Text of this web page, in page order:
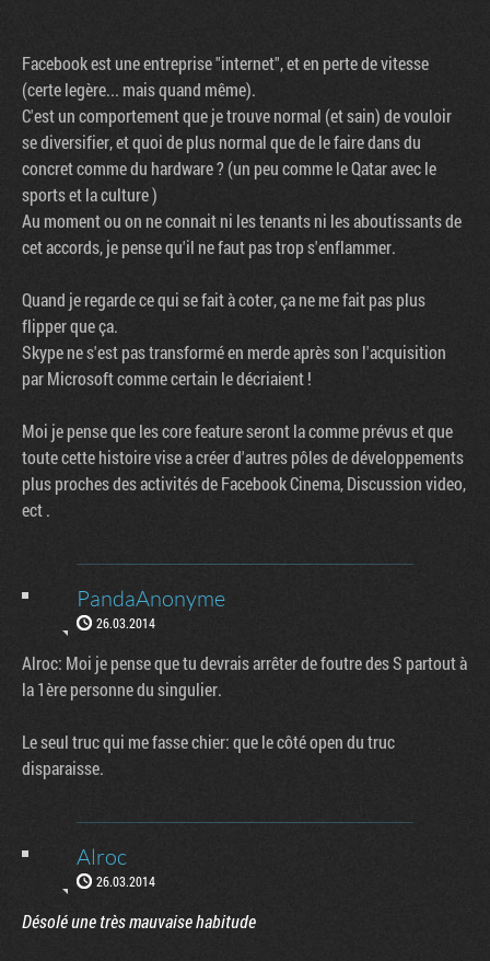
Facebook est une entreprise "internet", et en perte de vitesse
(certe legère... mais quand même).
C'est un comportement que je trouve normal (et sain) de vouloir
se diversifier, et quoi de plus normal que de le faire dans du
concret comme du hardware ? (un peu comme le Qatar avec le
sports et la culture )
Au moment ou on ne connait ni les tenants ni les aboutissants de
cet accords, je pense qu'il ne faut pas trop s'enflammer.
Quand je regarde ce qui se fait à coter, ça ne me fait pas plus
flipper que ça.
Skype ne s'est pas transformé en merde après son l'acquisition
par Microsoft comme certain le décriaient !
Moi je pense que les core feature seront la comme prévus et que
toute cette histoire vise a créer d'autres pôles de développements
plus proches des activités de Facebook Cinema, Discussion video,
ect .
PandaAnonyme
26.03.2014
Alroc: Moi je pense que tu devrais arrêter de foutre des S partout à
la 1ère personne du singulier.
Le seul truc qui me fasse chier: que le côté open du truc
disparaisse.
Alroc
26.03.2014
Désolé une très mauvaise habitude